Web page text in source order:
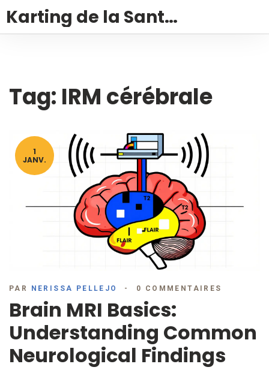
Karting de la Santé – Montalivet
Tag: IRM cérébrale
1
JANV.
PAR NERISSA PELLEJO 0 COMMENTAIRES
Brain MRI Basics:
Understanding Common
Neurological Findings